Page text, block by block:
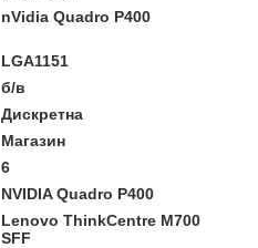
nVidia Quadro P400
LGA1151
б/в
Дискретна
Магазин
6
NVIDIA Quadro P400
Lenovo ThinkCentre M700
SFF